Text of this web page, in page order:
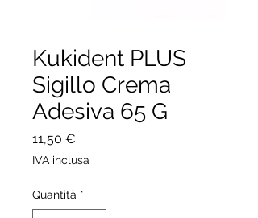
Kukident PLUS
Sigillo Crema
Adesiva 65 G
11,50 €
IVA inclusa
Quantità *